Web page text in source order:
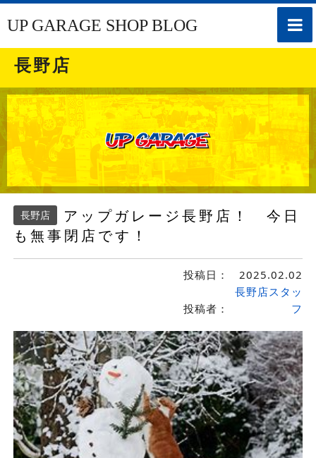
toggle
UP GARAGE SHOP BLOG
長野店
長野店
アップガレージ長野店！ 今日
も無事閉店です！
投稿日： 2025.02.02
投稿者：
長野店スタッ
フ